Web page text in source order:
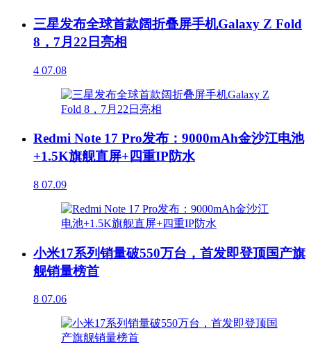
三星发布全球首款阔折叠屏手机Galaxy Z Fold
8，7月22日亮相
4 07.08
Redmi Note 17 Pro发布：9000mAh金沙江电池
+1.5K旗舰直屏+四重IP防水
8 07.09
小米17系列销量破550万台，首发即登顶国产旗
舰销量榜首
8 07.06